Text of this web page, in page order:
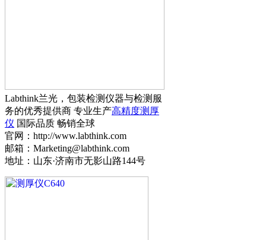
Labthink兰光，包装检测仪器与检测服
务的优秀提供商 专业生产高精度测厚
仪 国际品质 畅销全球
官网：http://www.labthink.com
邮箱：Marketing@labthink.com
地址：山东·济南市无影山路144号